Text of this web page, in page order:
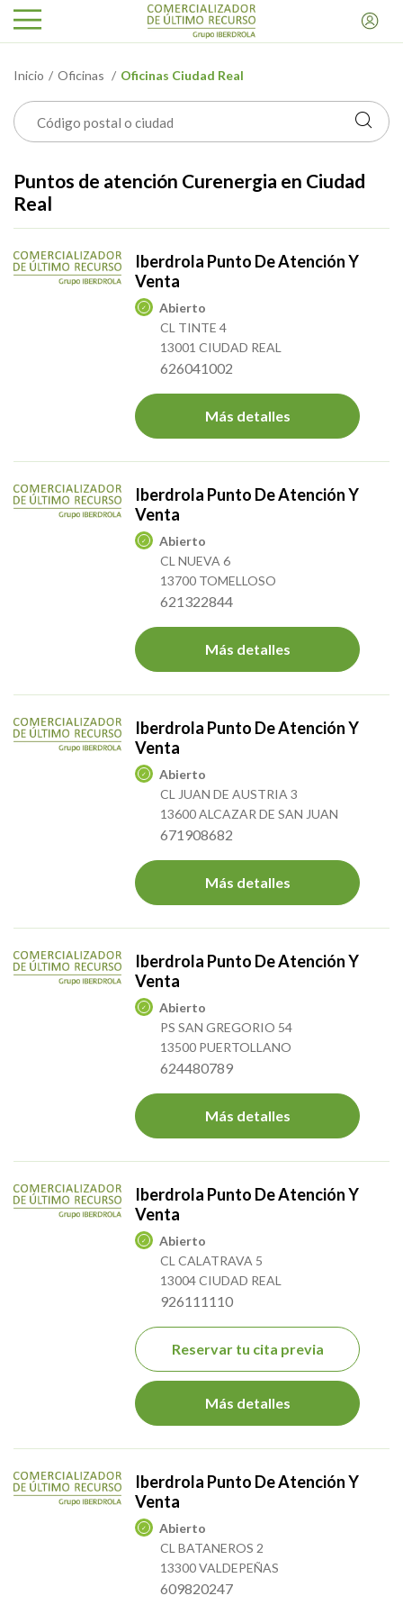
Inicio Oficinas Oficinas Ciudad Real
Puntos de atención Curenergia en Ciudad
Real
Iberdrola Punto De Atención Y
Venta
Abierto
CL TINTE 4
13001 CIUDAD REAL
626041002
Más detalles
Iberdrola Punto De Atención Y
Venta
Abierto
CL NUEVA 6
13700 TOMELLOSO
621322844
Más detalles
Iberdrola Punto De Atención Y
Venta
Abierto
CL JUAN DE AUSTRIA 3
13600 ALCAZAR DE SAN JUAN
671908682
Más detalles
Iberdrola Punto De Atención Y
Venta
Abierto
PS SAN GREGORIO 54
13500 PUERTOLLANO
624480789
Más detalles
Iberdrola Punto De Atención Y
Venta
Abierto
CL CALATRAVA 5
13004 CIUDAD REAL
926111110
Reservar tu cita previa
Más detalles
Iberdrola Punto De Atención Y
Venta
Abierto
CL BATANEROS 2
13300 VALDEPEÑAS
609820247